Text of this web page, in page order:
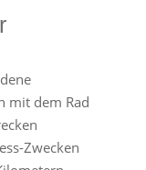
mit dem Rad
Zwecken